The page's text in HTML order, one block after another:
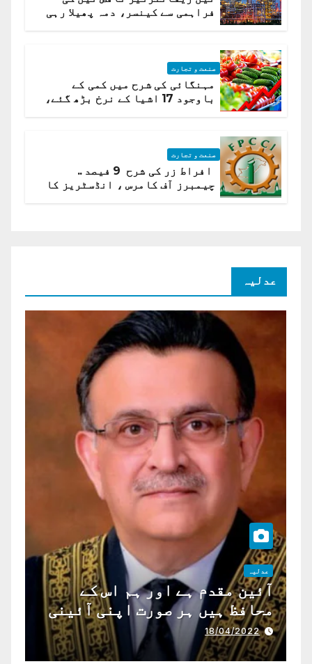
فراہمی سے کینسر، دمہ پھیلا رہی
صنعت و تجارت
مہنگائی کی شرح میں کمی کے
باوجود 17 اشیا کے نرخ بڑھ گئے،
صنعت و تجارت
افراط زر کی شرح 9 فیصد ..
چیمبرز آف کامرس ، انڈسٹریز کا
عدلیہ
عدلیہ
آئین مقدم ہے اور ہم اس کے
محافظ ہیں ہر صورت اپنی آئینی
ذمہ داری ادا کرینگے ، چیف
جسٹس پاکستان
18/04/2022